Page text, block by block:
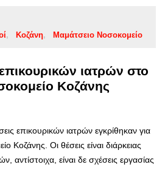
Κοζάνη Μαμάτσειο Νοσοκομείο
ιατρών στο
Κοζάνης
επικουρικών ιατρών εγκρίθηκαν για
Κοζάνης. Οι θέσεις είναι διάρκειας
αντίστοιχα, είναι δε σχέσεις εργασίας